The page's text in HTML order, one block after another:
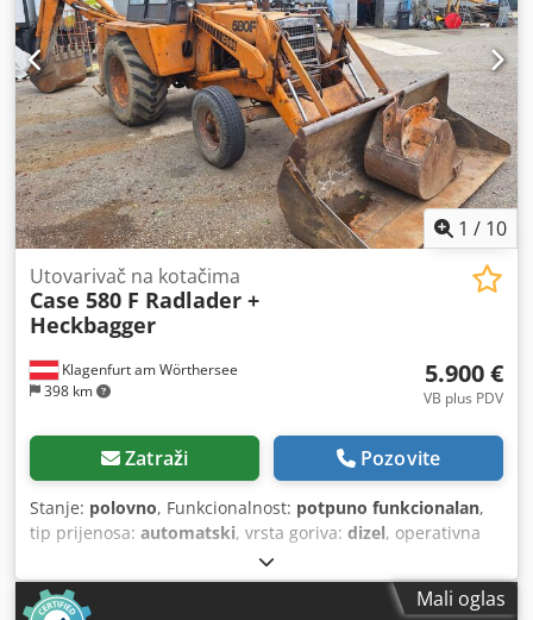
1 / 10
Klagenfurt am Wörthersee
398 km
Utovarivač na kotačima
Case 580 F Radlader +
Heckbagger
5.900 €
VB plus PDV
Zatraži Pozovite
Stanje: polovno, Funkcionalnost: potpuno funkcionalan,
tip prijenosa: automatski, vrsta goriva: dizel, operativna
, konfiguracija osovina:
registracija:10/1977, Godina izgradnje:1977, Oprema:
hidraulika
Mali oglas